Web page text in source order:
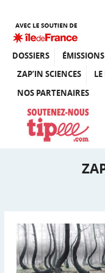
DOSSIERS ÉMISSIONS
ZAP’IN SCIENCES
NOS PARTENAIRES